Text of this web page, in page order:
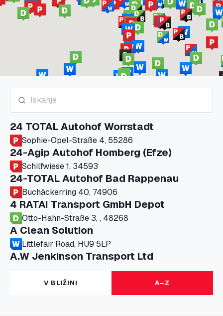
24 TOTAL Autohof Worrstadt
Sophie-Opel-Straße 4, 55286
24-Agip Autohof Homberg (Efze)
Schilfwiese 1, 34593
24-TOTAL Autohof Bad Rappenau
Buchäckerring 40, 74906
4 RATAI Transport GmbH Depot
Otto-Hahn-Straße 3, , 48268
A Clean Solution
Littlefair Road, HU9 5LP
A.W Jenkinson Transport Ltd
Progress House, ME11 5GA
A+G Nettetal - Depot Parking
Am Panneschopp 7, 41334
V BLIŽINI A–Z